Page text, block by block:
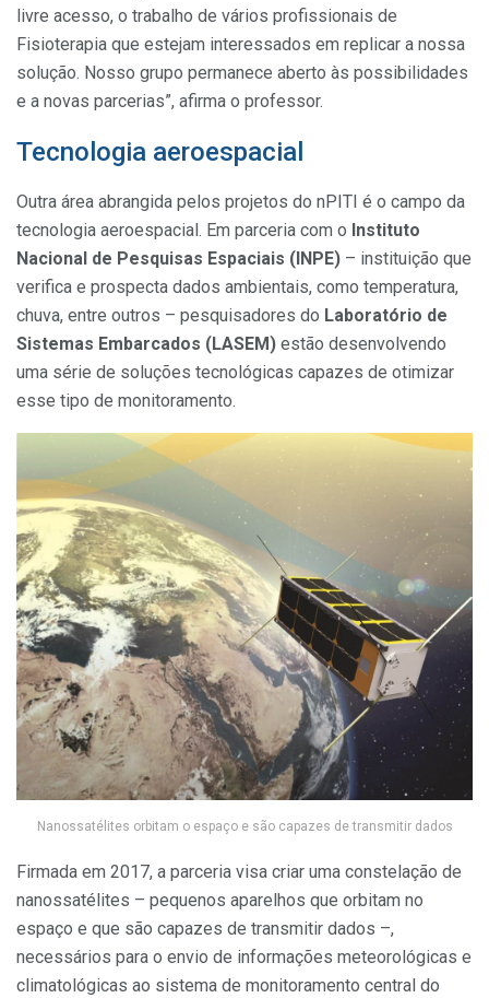
livre acesso, o trabalho de vários profissionais de
Fisioterapia que estejam interessados em replicar a nossa
solução. Nosso grupo permanece aberto às possibilidades
e a novas parcerias”, afirma o professor.
Tecnologia aeroespacial
Outra área abrangida pelos projetos do nPITI é o campo da
tecnologia aeroespacial. Em parceria com o Instituto
Nacional de Pesquisas Espaciais (INPE) – instituição que
verifica e prospecta dados ambientais, como temperatura,
chuva, entre outros – pesquisadores do Laboratório de
Sistemas Embarcados (LASEM) estão desenvolvendo
uma série de soluções tecnológicas capazes de otimizar
esse tipo de monitoramento.
Nanossatélites orbitam o espaço e são capazes de transmitir dados
Firmada em 2017, a parceria visa criar uma constelação de
nanossatélites – pequenos aparelhos que orbitam no
espaço e que são capazes de transmitir dados –,
necessários para o envio de informações meteorológicas e
climatológicas ao sistema de monitoramento central do